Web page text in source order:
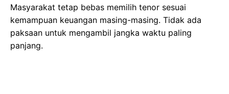
Masyarakat tetap bebas memilih tenor sesuai
kemampuan keuangan masing-masing. Tidak ada
paksaan untuk mengambil jangka waktu paling
panjang.